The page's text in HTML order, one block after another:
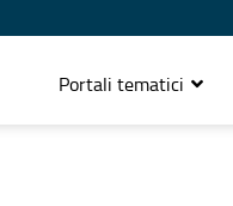
Portali tematici